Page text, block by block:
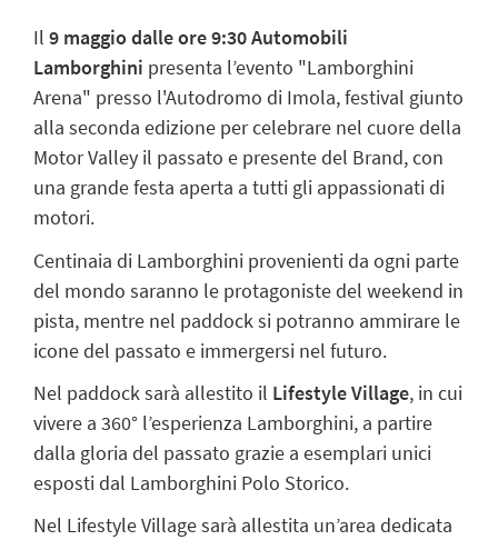
Il 9 maggio dalle ore 9:30 Automobili
Lamborghini presenta l’evento "Lamborghini
Arena" presso l'Autodromo di Imola, festival giunto
alla seconda edizione per celebrare nel cuore della
Motor Valley il passato e presente del Brand, con
una grande festa aperta a tutti gli appassionati di
motori.
Centinaia di Lamborghini provenienti da ogni parte
del mondo saranno le protagoniste del weekend in
pista, mentre nel paddock si potranno ammirare le
icone del passato e immergersi nel futuro.
Nel paddock sarà allestito il Lifestyle Village, in cui
vivere a 360° l’esperienza Lamborghini, a partire
dalla gloria del passato grazie a esemplari unici
esposti dal Lamborghini Polo Storico.
Nel Lifestyle Village sarà allestita un’area dedicata